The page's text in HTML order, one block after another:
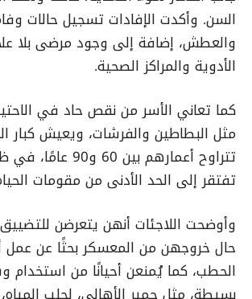
السن. وأكدت الإفادات تسجيل حالات
والعطش، إضافة إلى وجود مرضى بلا
الأدوية والمراكز الصحية.
كما تعاني الأسر من نقص حاد في
مثل البطاطين والفرشات، ويعيش كبار
تتراوح أعمارهم بين
تفتقر إلى الحد الأدنى من مقومات
وأوضحت اللاجئات أنهن يتعرضن
حال خروجهن من المعسكر بحثًا عن عمل
الحطب، كما يُمنعن أحيانًا من استخدام